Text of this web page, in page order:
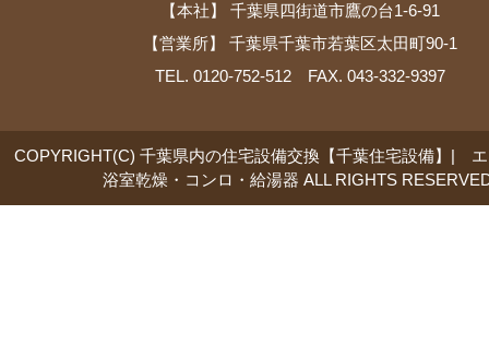
【本社】 千葉県四街道市鷹の台1-6-91
【営業所】 千葉県千葉市若葉区太田町90-1
TEL. 0120-752-512 FAX. 043-332-9397
COPYRIGHT(C) 千葉県内の住宅設備交換【千葉住宅設備】|
浴室乾燥・コンロ・給湯器 ALL RIGHTS